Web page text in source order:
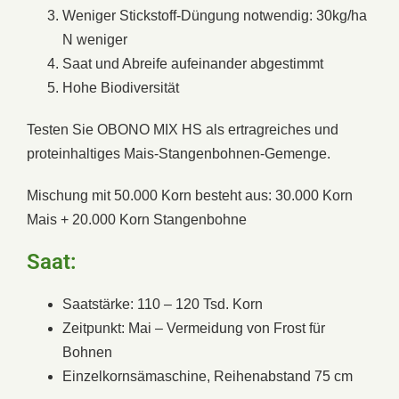
Weniger Stickstoff-Düngung notwendig: 30kg/ha
N weniger
Saat und Abreife aufeinander abgestimmt
Hohe Biodiversität
Testen Sie OBONO MIX HS als ertragreiches und
proteinhaltiges Mais-Stangenbohnen-Gemenge.
Mischung mit 50.000 Korn besteht aus: 30.000 Korn
Mais + 20.000 Korn Stangenbohne
Saat:
Saatstärke: 110 – 120 Tsd. Korn
Zeitpunkt: Mai – Vermeidung von Frost für
Bohnen
Einzelkornsämaschine, Reihenabstand 75 cm